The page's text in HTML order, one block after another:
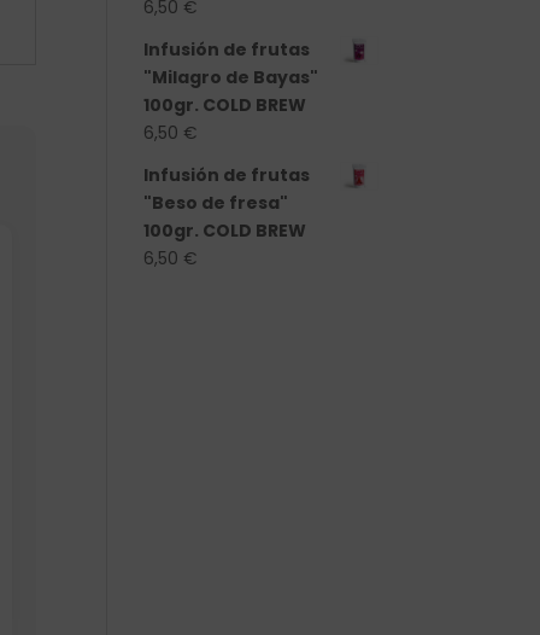
6,50 €
Infusión de frutas
"Milagro de Bayas"
100gr. COLD BREW
6,50 €
Infusión de frutas
"Beso de fresa"
100gr. COLD BREW
6,50 €